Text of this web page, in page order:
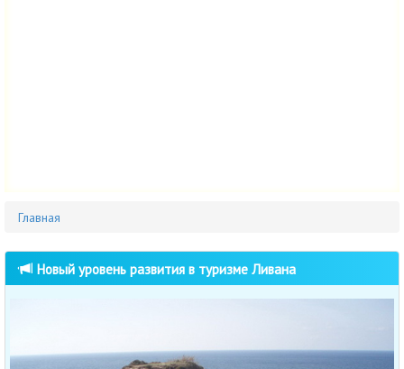
Главная
Новый уровень развития в туризме Ливана